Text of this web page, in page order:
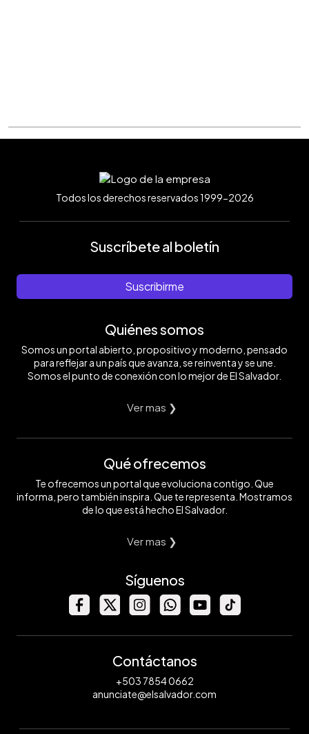
Todos los derechos reservados 1999-2026
Suscríbete al boletín
Suscribirme
Quiénes somos
Somos un portal abierto, propositivo y moderno, pensado
para reflejar a un país que avanza, se reinventa y se une.
Somos el punto de conexión con lo mejor de El Salvador.
Ver mas ❯
Qué ofrecemos
Te ofrecemos un portal que evoluciona contigo. Que
informa, pero también inspira. Que te representa. Mostramos
de lo que está hecho El Salvador.
Ver mas ❯
Síguenos
Contáctanos
+503 7854 0662
anunciate@elsalvador.com